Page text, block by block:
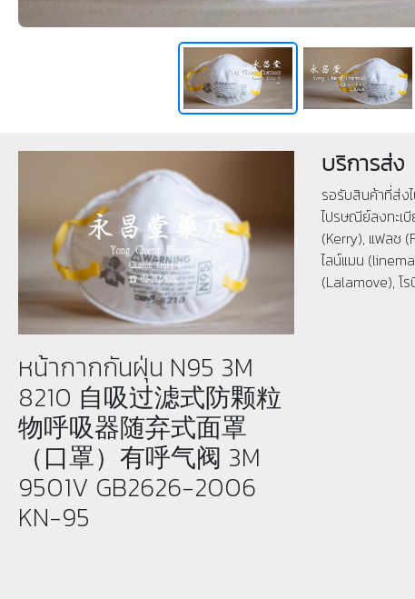
หน้ากากกันฝุ่น N95 3M
8210 自吸过滤式防颗粒
物呼吸器随弃式面罩
（口罩）有呼气阀 3M
9501V GB2626-2006
KN-95
บริการส่ง
รอรับสินค้าที่ส่ง
ไปรษณีย์ลงทะเบี
(Kerry), แฟลช
ไลน์แมน
(Lalamove), โ